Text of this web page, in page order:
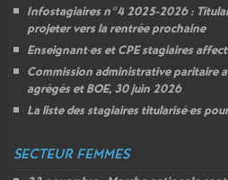
Infostagiaires n°4 2025-2026 :
projeter vers la rentrée prochaine
Enseignant·es etCPEstagiaires
Commission administrative paritaire
agrégés etBOE, 30 juin 2026
La liste des stagiaires titularisé·es
SECTEUR FEMMES